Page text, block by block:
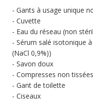
Gants à usage unique
Cuvette
Eau du réseau (non
Sérum salé isotonique
(NaCl 0,9%))
Savon doux
Compresses non
Gant de toilette
Ciseaux